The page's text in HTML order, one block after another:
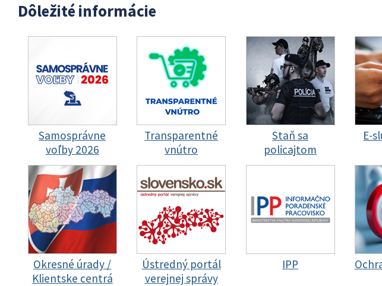
Dôležité informácie
Samosprávne
voľby 2026
Transparentné
vnútro
Staň sa
policajtom
E-
Okresné úrady /
Klientske centrá
Ústredný portál
verejnej správy
IPP